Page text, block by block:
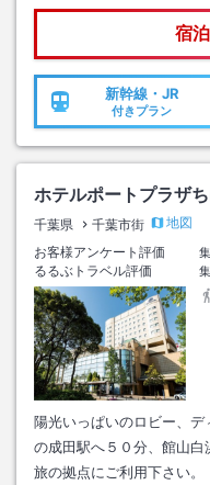
宿
新幹線・JR
付きプラン
ホテルポートプラザ
千葉県 千葉市街
地図
お客様アンケート評価
るるぶトラベル評価
陽光いっぱいのロビー、
の成田駅へ５０分、館山
旅の拠点にご利用下さい。